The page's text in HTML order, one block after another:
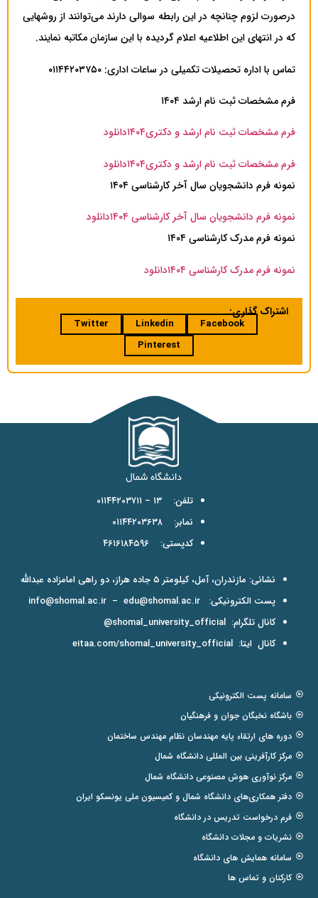
درصورت لزوم چنانچه در این رابطه سوالی دارند می‌توانند از روشهایی
که در انتهای این اطلاعیه اعلام گردیده با این سازمان مکاتبه نمایند.
تماس با اداره تحصیلات تکمیلی در ساعات اداری: ۰۱۱۴۴۲۰۳۷۵۰
فرم مشخصات ثبت نام ارشد ۱۴۰۴
فرم مشخصات ثبت نام ارشد و دکتری۱۴۰۴ دانلود
فرم مشخصات ثبت نام ارشد و دکتری۱۴۰۴
دانلود
نمونه فرم دانشجویان سال آخر کارشناسی ۱۴۰۴
نمونه فرم دانشجویان سال آخر کارشناسی ۱۴۰۴
دانلود
نمونه فرم مدرک کارشناسی ۱۴۰۴
نمونه فرم مدرک کارشناسی ۱۴۰۴ دانلود
اشتراک گذاری:
Facebook
Linkedin
Twitter
Pinterest
تلفن: ۱۳ – ۰۱۱۴۴۲۰۳۷۱۱
نمابر: ۰۱۱۴۴۲۰۳۶۳۸
کدپستی: ۴۶۱۶۱۸۴۵۹۶
نشانی: مازندران، آمل، کیلومتر ۵ جاده هراز، دو راهی امامزاده عبدالله
پست الکترونیکی:
info@shomal.ac.ir – edu@shomal.ac.ir
کانال تلگرام: shomal_university_official@
کانال ایتا: eitaa.com/shomal_university_official
سامانه پست الکترونیکی
باشگاه نخبگان جوان و فرهنگیان
دوره های ارتقاء پایه مهندسان نظام مهندس ساختمان
مرکز کارآفرینی بین المللی دانشگاه شمال
مرکز نوآوری هوش مصنوعی دانشگاه شمال
دفتر همکاری‌های دانشگاه شمال و کمیسیون ملی یونسکو ایران
فرم درخواست تدریس در دانشگاه
نشریات و مجلات دانشگاه
سامانه همایش های دانشگاه
کارکنان و تماس ها